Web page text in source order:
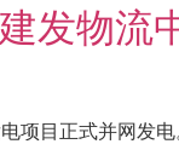
发物流
项目正式并网发